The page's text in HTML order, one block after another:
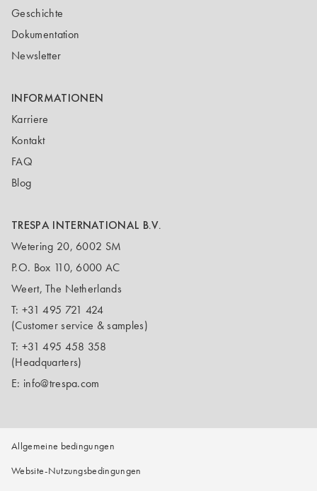
Geschichte
Dokumentation
Newsletter
INFORMATIONEN
Karriere
Kontakt
FAQ
Blog
TRESPA INTERNATIONAL B.V.
Wetering 20, 6002 SM
P.O. Box 110, 6000 AC
Weert, The Netherlands
T: +31 495 721 424
(Customer service & samples)
T: +31 495 458 358
(Headquarters)
E: info@trespa.com
Allgemeine bedingungen
Website-Nutzungsbedingungen